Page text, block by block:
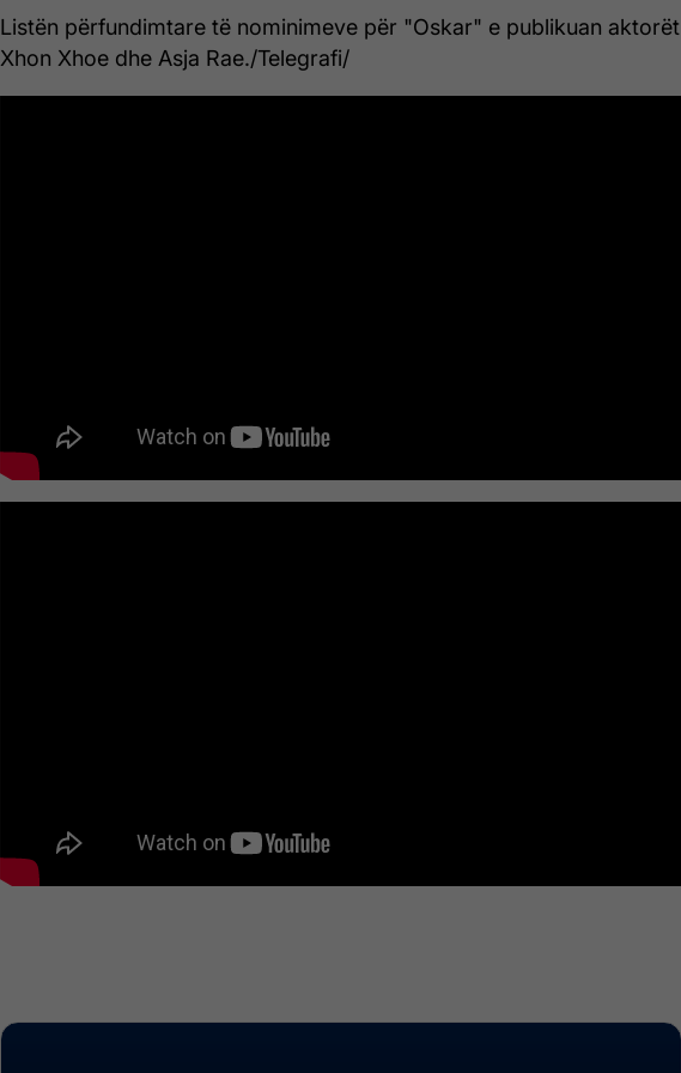
Listën përfundimtare të nominimeve për "Oskar" e publikuan aktorët
Xhon Xhoe dhe Asja Rae./Telegrafi/